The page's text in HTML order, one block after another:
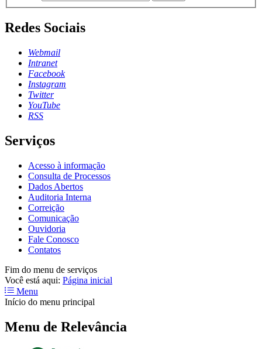
Redes Sociais
Webmail
Intranet
Facebook
Instagram
Twitter
YouTube
RSS
Serviços
Acesso à informação
Consulta de Processos
Dados Abertos
Auditoria Interna
Correição
Comunicação
Ouvidoria
Fale Conosco
Contatos
Fim do menu de serviços
Você está aqui: Página inicial
Menu
Início do menu principal
Menu de Relevância